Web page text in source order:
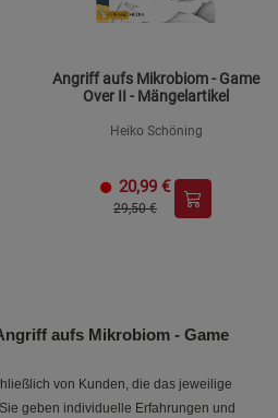
Angriff aufs Mikrobiom - Game
Over II - Mängelartikel
Heiko Schöning
20,99 €
29,50 €
aufs Mikrobiom - Game
von Kunden, die das jeweilige
geben individuelle Erfahrungen und